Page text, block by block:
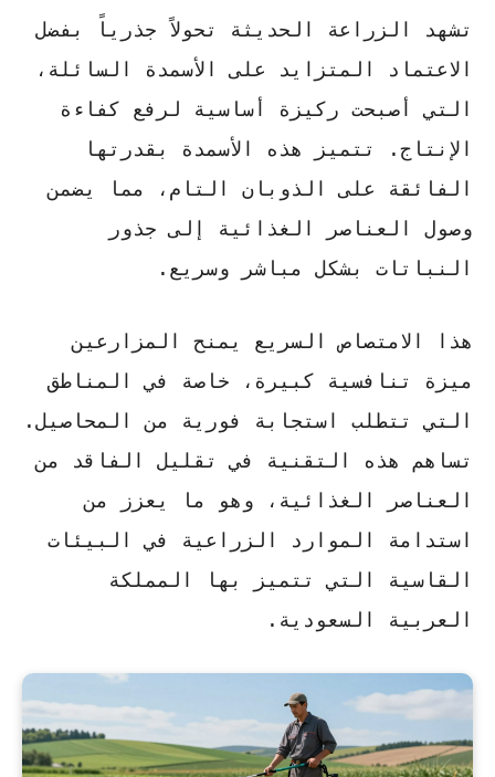
تشهد الزراعة الحديثة تحولاً جذرياً بفضل
الاعتماد المتزايد على الأسمدة السائلة،
التي أصبحت ركيزة أساسية لرفع كفاءة
الإنتاج.
تتميز هذه الأسمدة بقدرتها
الفائقة على الذوبان التام ، مما يضمن
وصول العناصر الغذائية إلى جذور
النباتات بشكل مباشر وسريع.
هذا الامتصاص السريع يمنح المزارعين
ميزة تنافسية كبيرة، خاصة في المناطق
التي تتطلب استجابة فورية من المحاصيل.
تساهم هذه التقنية في تقليل الفاقد من
العناصر الغذائية ، وهو ما يعزز من
استدامة الموارد الزراعية في البيئات
القاسية التي تتميز بها المملكة
العربية السعودية.